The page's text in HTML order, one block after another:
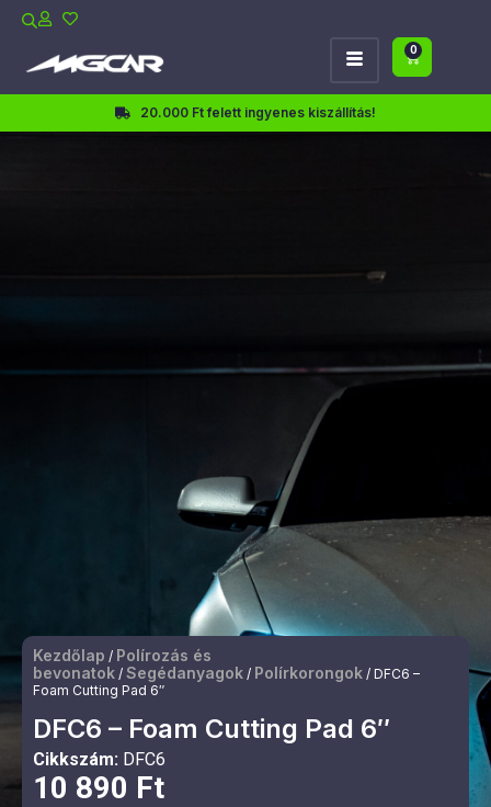
0
20.000 Ft felett ingyenes kiszállítás!
Kezdőlap / Polírozás és
bevonatok / Segédanyagok / Polírkorongok / DFC6 –
Foam Cutting Pad 6″
DFC6 – Foam Cutting Pad 6″
Cikkszám: DFC6
10 890 Ft